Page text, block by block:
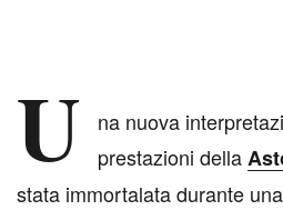
U
na nuova
prestazioni della
stata immortalata durante